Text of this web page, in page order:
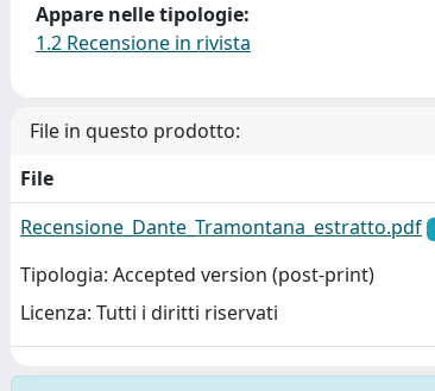
Appare nelle tipologie:
1.2 Recensione in rivista
File in questo prodotto:
File
Recensione_Dante_Tramontana_estratto.pdf
Tipologia: Accepted version (post-print)
Licenza: Tutti i diritti riservati